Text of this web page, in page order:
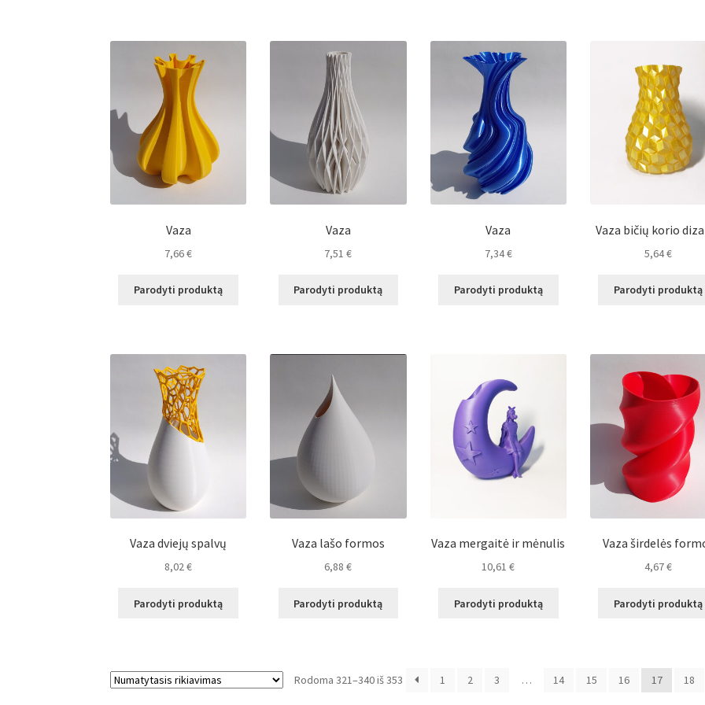
Vaza
7,66€
Parodyti produktą
Vaza
7,51€
Parodyti produktą
Vaza
7,34€
Parodyti produktą
Vaza bičių korio
5,64€
Parodyti produktą
Vaza dviejų spalvų
8,02€
Parodyti produktą
Vaza lašo formos
6,88€
Parodyti produktą
Vaza mergaitė ir mėnulis
10,61€
Parodyti produktą
Vaza širdelės
4,67€
Parodyti produktą
Rodoma 321–340 iš 353 1 2 3 … 14 15 16 17 18